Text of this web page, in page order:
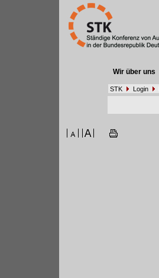
Wir über uns
STK Login